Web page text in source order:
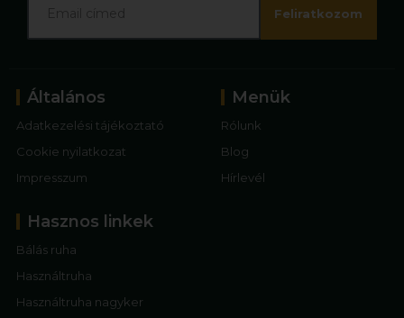
Feliratkozom
Általános
Adatkezelési tájékoztató
Cookie nyilatkozat
Impresszum
Menük
Rólunk
Blog
Hírlevél
Hasznos linkek
Bálás ruha
Használtruha
Használtruha nagyker